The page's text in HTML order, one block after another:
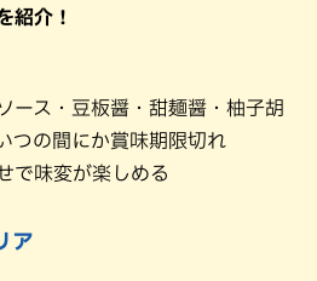
紹介！
ース・豆板醤・甜麺醤・柚子胡
つの間にか賞味期限切れ
で味変が楽しめる
ア